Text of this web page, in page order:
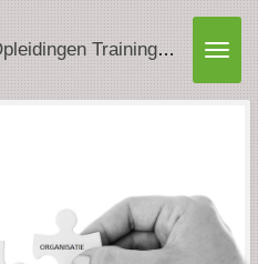
Burger Opleidingen Trainingen & Advies